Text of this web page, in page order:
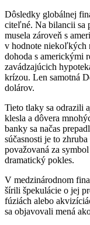
Dôsledky globálnej
citeľné. Na bilancii sa
musela zároveň s
v hodnote niekoľkých
dohoda s americkými
zavádzajúcich
krízou. Len samotná
dolárov.
Tieto tlaky sa odrazili
klesla a dôvera
banky sa načas
súčasnosti je to
považovaná za
dramatický pokles.
V medzinárodnom
šírili špekulácie o jej
fúziách alebo
sa objavovali mená